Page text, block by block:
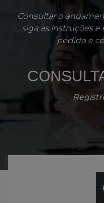
Consultar o
siga as instruções
pedido e